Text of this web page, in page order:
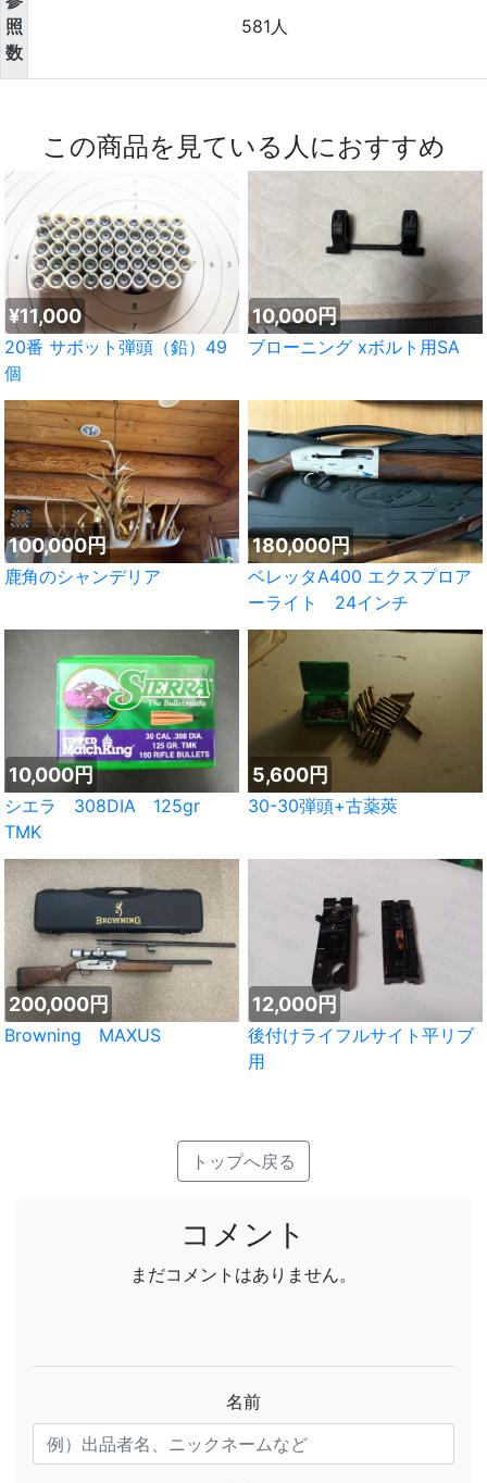
照
数
581人
この商品を見ている人におすすめ
¥11,000
20番 サボット弾頭（鉛）49
個
10,000円
ブローニング xボルト用SA
100,000円
鹿角のシャンデリア
180,000円
ベレッタA400 エクスプロア
ーライト 24インチ
10,000円
シエラ 308DIA 125gr
TMK
5,600円
30-30弾頭+古薬莢
200,000円
Browning MAXUS
12,000円
後付けライフルサイト平リブ
用
トップへ戻る
コメント
まだコメントはありません。
名前